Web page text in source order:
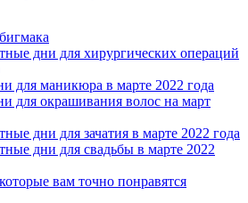
дни для хирургических операций
для маникюра в марте 2022 года
для окрашивания волос на март
дни для зачатия в марте 2022 года
дни для свадьбы в марте 2022
вам точно понравятся